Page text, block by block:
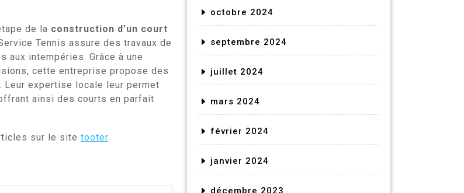
de la construction d’un court
Tennis assure des travaux de
aux intempéries. Grâce à une
cette entreprise propose des
expertise locale leur permet
ainsi des courts en parfait
sur le site tooter.
octobre 2024
septembre 2024
juillet 2024
mars 2024
février 2024
janvier 2024
décembre 2023